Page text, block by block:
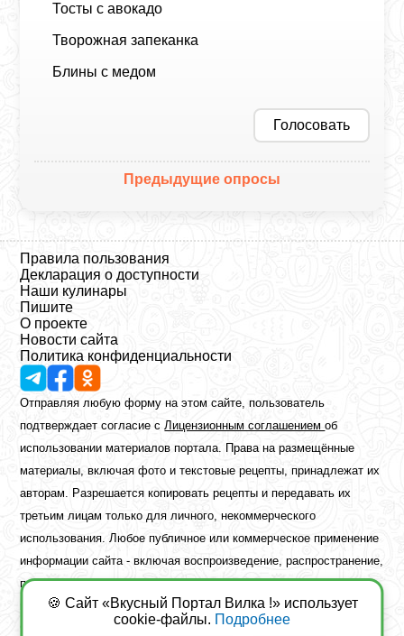
Тосты с авокадо
Творожная запеканка
Блины с медом
Голосовать
Предыдущие опросы
Правила пользования
Декларация о доступности
Наши кулинары
Пишите
О проекте
Новости сайта
Политика конфиденциальности
Отправляя любую форму на этом сайте, пользователь
подтверждает согласие сЛицензионным соглашениемоб
использовании материалов портала. Права на размещённые
материалы, включая фото и текстовые рецепты, принадлежат их
авторам. Разрешается копировать рецепты и передавать их
третьим лицам только для личного, некоммерческого
использования. Любое публичное или коммерческое применение
информации сайта - включая воспроизведение, распространение,
публикацию или обработку - возможно лишь при наличии
предварительного письменного разрешения правообладателя.
Copyright ©2026 Вкусный Портал Вилка
🍪 Сайт «Вкусный Портал Вилка !» использует
cookie-файлы. Подробнее